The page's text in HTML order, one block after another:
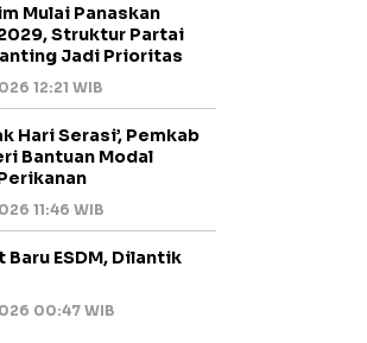
Mulai Panaskan
Struktur Partai
Jadi Prioritas
12:21 WIB
Hari Serasi’, Pemkab
Bantuan Modal
11:46 WIB
ESDM, Dilantik
00:47 WIB